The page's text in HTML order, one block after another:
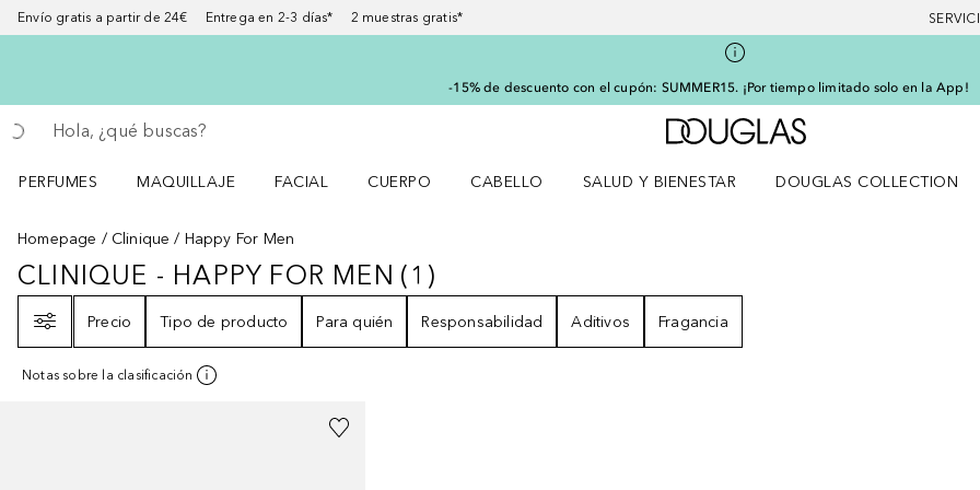
Envío gratis a partir de 24€ Entrega en 2-3 días* 2 muestras gratis*
-15% de descuento con el cupón: SUMMER15. ¡Por tiempo limitado solo en la App!
Regresar
Ejecutar búsqueda
A Douglas Home
PERFUMES
MAQUILLAJE
FACIAL
CUERPO
CABELLO
SALUD Y BIENESTAR
DOUGLAS COLLECTION
Homepage
Clinique Happy For Men
CLINIQUE - HAPPY FOR MEN1
CLINIQUE - HAPPY FOR MEN (1 )
Precio
Tipo de producto Para quién Responsabilidad Aditivos Fragancia
Notas sobre la clasificación